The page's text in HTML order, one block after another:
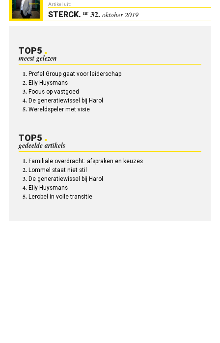
Artikel uit:
STERCK. nr32. oktober 2019
TOP5
meest gelezen
Profel Group gaat voor leiderschap
Elly Huysmans
Focus op vastgoed
De generatiewissel bij Harol
Wereldspeler met visie
TOP5
gedeelde artikels
Familiale overdracht: afspraken en keuzes
Lommel staat niet stil
De generatiewissel bij Harol
Elly Huysmans
Lerobel in volle transitie